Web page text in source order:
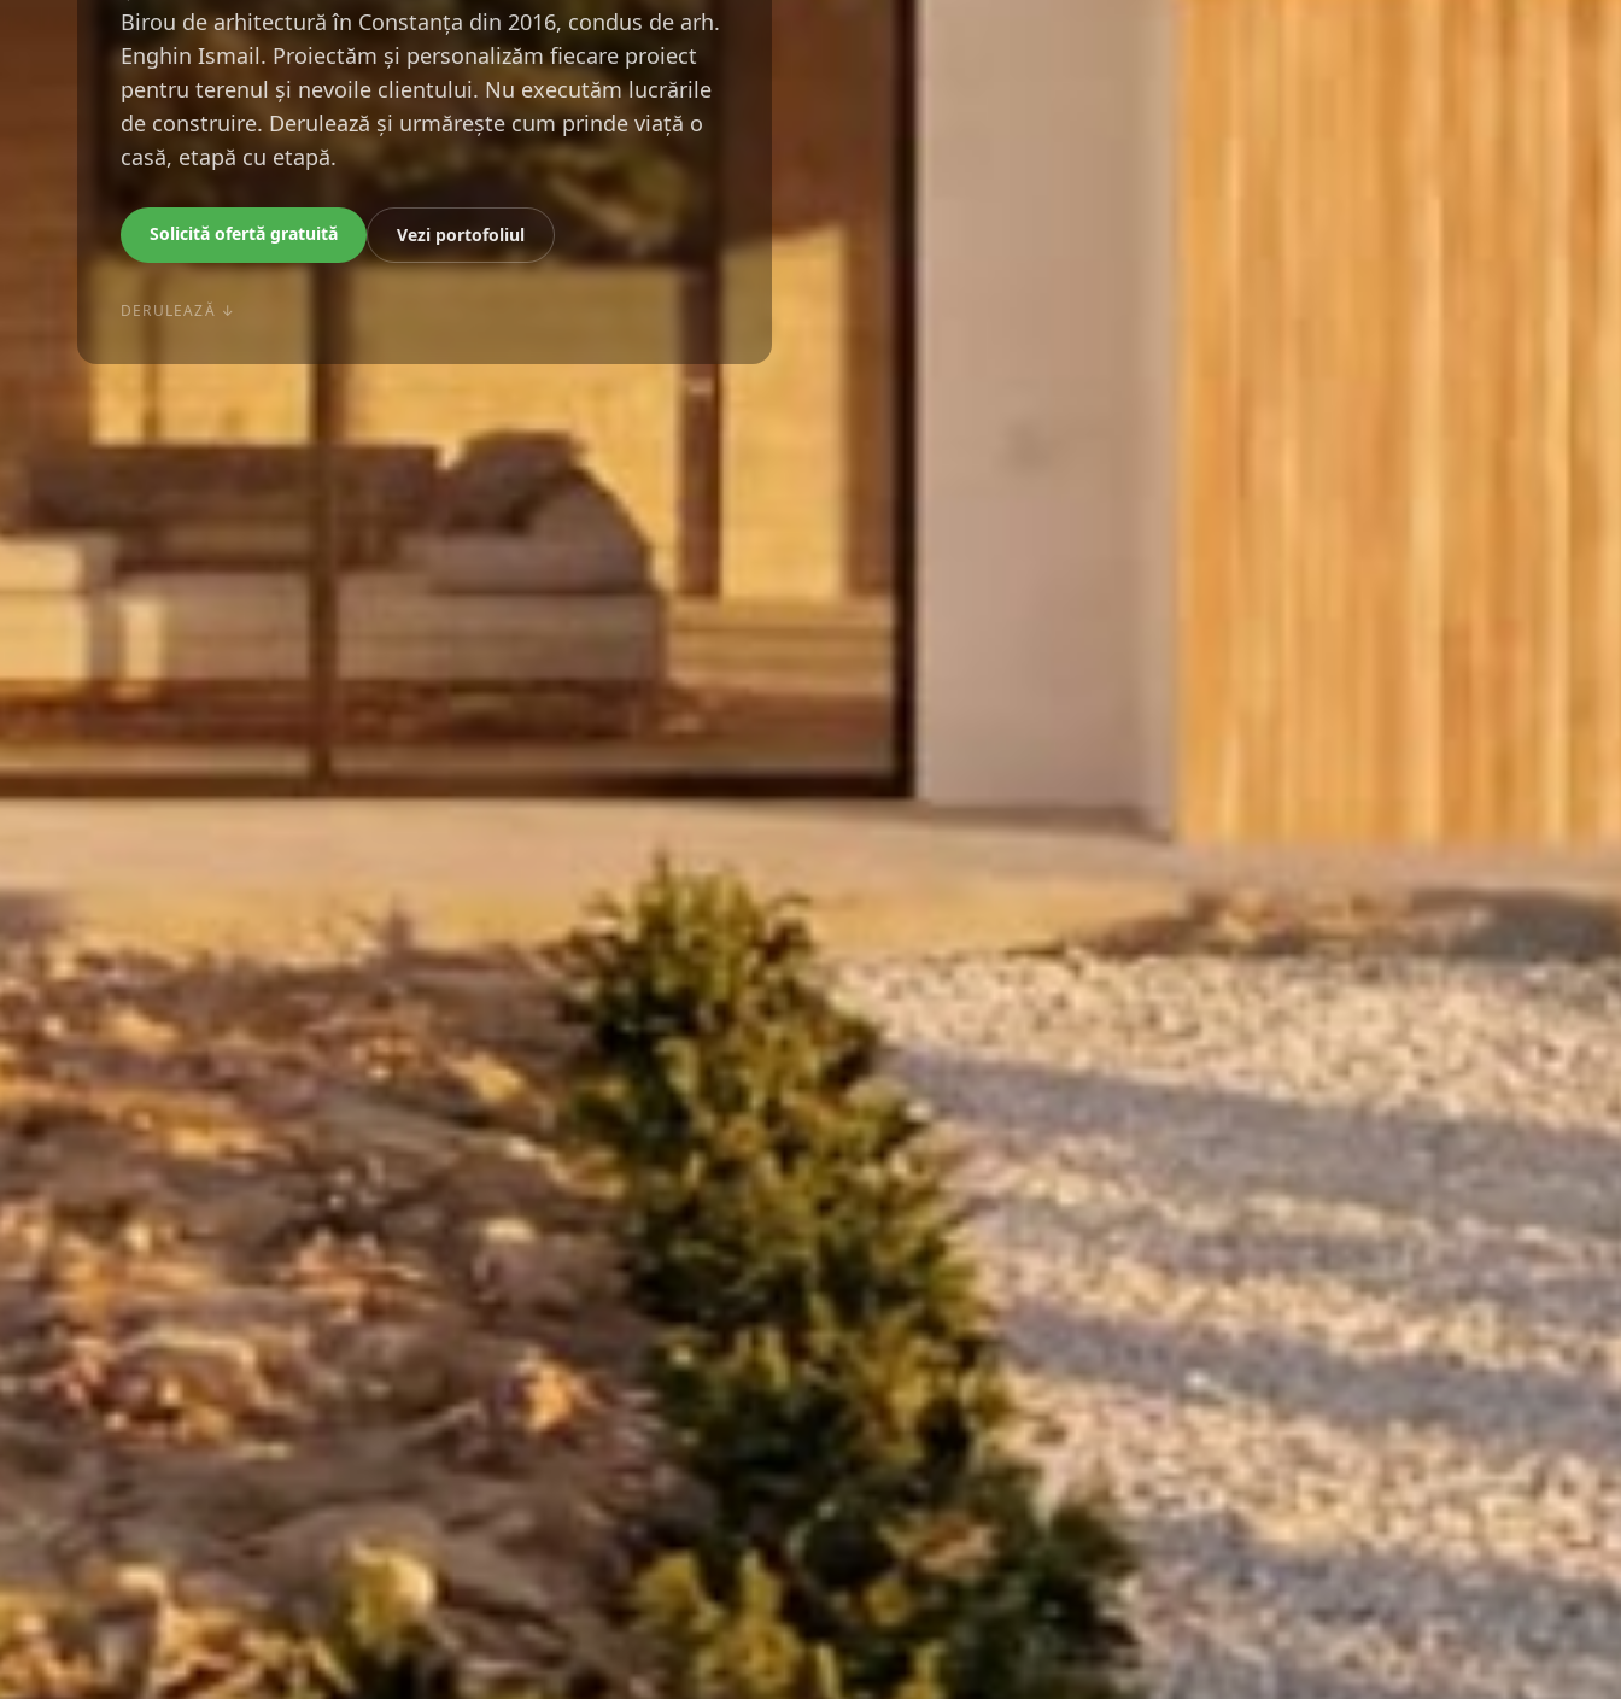
Birou de arhitectură în Constanța din 2016, condus de arh.
Enghin Ismail. Proiectăm și personalizăm fiecare proiect
pentru terenul și nevoile clientului. Nu executăm lucrările
de construire. Derulează și urmărește cum prinde viață o
casă, etapă cu etapă.
Solicită ofertă gratuită Vezi portofoliul
DERULEAZĂ ↓